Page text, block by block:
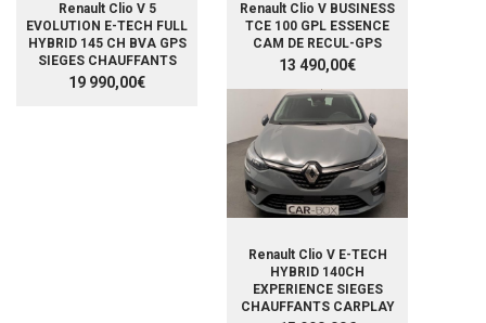
Renault Clio V 5
EVOLUTION E-TECH FULL
HYBRID 145 CH BVA GPS
SIEGES CHAUFFANTS
19 990,00€
Renault Clio V BUSINESS
TCE 100 GPL ESSENCE
CAM DE RECUL-GPS
13 490,00€
Renault Clio V E-TECH
HYBRID 140CH
EXPERIENCE SIEGES
CHAUFFANTS CARPLAY